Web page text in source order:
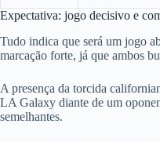
Expectativa: jogo decisivo e
Tudo indica que será um jogo
marcação forte, já que ambos
A presença da torcida
LA Galaxy diante de um
semelhantes.